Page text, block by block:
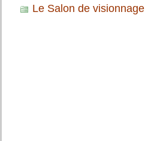
Le Salon de visionnage